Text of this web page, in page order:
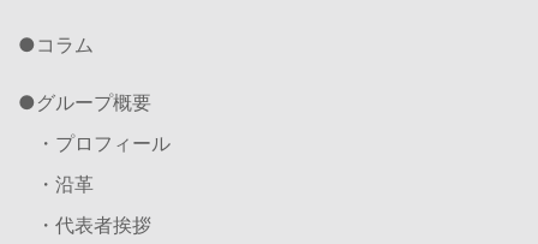
コラム
グループ概要
・プロフィール
・沿革
・代表者挨拶